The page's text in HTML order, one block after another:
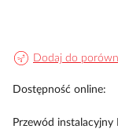
Dodaj do
Dostępność online
Przewód